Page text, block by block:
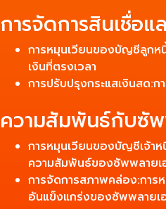
การจัดการสินเชื่อแ
การหมุนเวียนของบัญชีลูกห
เงินที่ตรงเวลา
การปรับปรุงกระแสเงินสด:
ความสัมพันธ์กับซัพ
การหมุนเวียนของบัญชีเจ้า
ความสัมพันธ์ของซัพพลายเ
การจัดการสภาพคล่อง:การ
อันแข็งแกร่งของซัพพลายเ